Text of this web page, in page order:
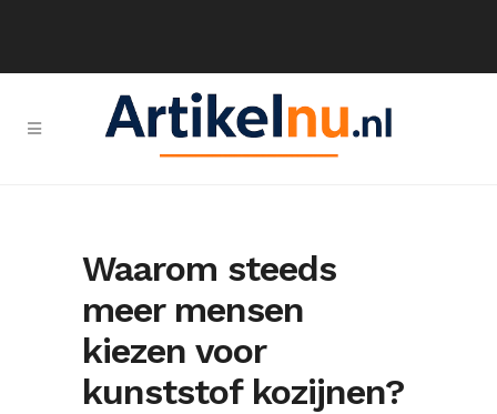
Waarom steeds
meer mensen
kiezen voor
kunststof kozijnen?